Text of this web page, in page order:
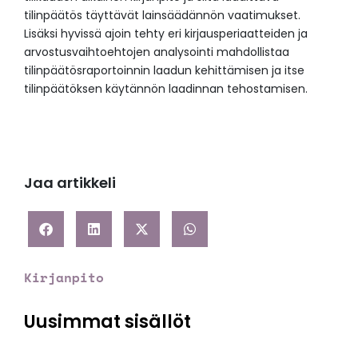
tilinpäätös täyttävät lainsäädännön vaatimukset.
Lisäksi hyvissä ajoin tehty eri kirjausperiaatteiden ja
arvostusvaihtoehtojen analysointi mahdollistaa
tilinpäätösraportoinnin laadun kehittämisen ja itse
tilinpäätöksen käytännön laadinnan tehostamisen.
Jaa artikkeli
Kirjanpito
Uusimmat sisällöt